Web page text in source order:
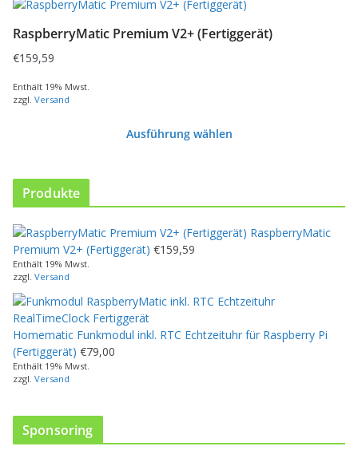
RaspberryMatic Premium V2+ (Fertiggerät)
€159,59
Enthält 19% Mwst.
zzgl. Versand
Ausführung wählen
s
e
s
P
r
o
d
u
k
t
w
t
Produkte
RaspberryMatic
Premium V2+ (Fertiggerät) €159,59
Enthält 19% Mwst.
zzgl. Versand
Homematic Funkmodul inkl. RTC Echtzeituhr für Raspberry Pi
(Fertiggerät) €79,00
Enthält 19% Mwst.
zzgl. Versand
Sponsoring